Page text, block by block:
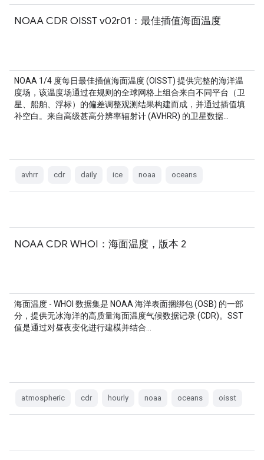
NOAA CDR OISST v02r01：最佳插值海面温度
NOAA 1/4 度每日最佳插值海面温度 (OISST) 提供完整的海洋温
度场，该温度场通过在规则的全球网格上组合来自不同平台（卫
星、船舶、浮标）的偏差调整观测结果构建而成，并通过插值填
补空白。来自高级甚高分辨率辐射计 (AVHRR) 的卫星数据…
avhrr cdr daily ice noaa oceans
NOAA CDR WHOI：海面温度，版本 2
海面温度 - WHOI 数据集是 NOAA 海洋表面捆绑包 (OSB) 的一部
分，提供无冰海洋的高质量海面温度气候数据记录 (CDR)。SST
值是通过对昼夜变化进行建模并结合…
atmospheric cdr hourly noaa oceans oisst